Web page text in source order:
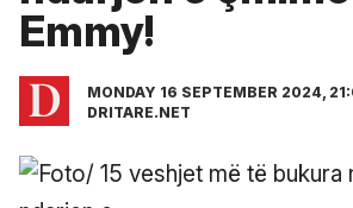
Emmy!
MONDAY 16 SEPTEMBER 2024,
DRITARE.NET